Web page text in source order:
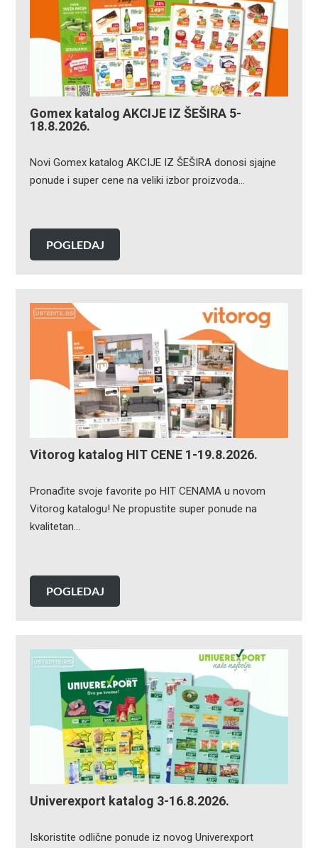
Gomex katalog AKCIJE IZ ŠEŠIRA 5-
18.8.2026.
Novi Gomex katalog AKCIJE IZ ŠEŠIRA donosi sjajne
ponude i super cene na veliki izbor proizvoda…
POGLEDAJ
Vitorog katalog HIT CENE 1-19.8.2026.
Pronađite svoje favorite po HIT CENAMA u novom
Vitorog katalogu! Ne propustite super ponude na
kvalitetan…
POGLEDAJ
Univerexport katalog 3-16.8.2026.
Iskoristite odlične ponude iz novog Univerexport